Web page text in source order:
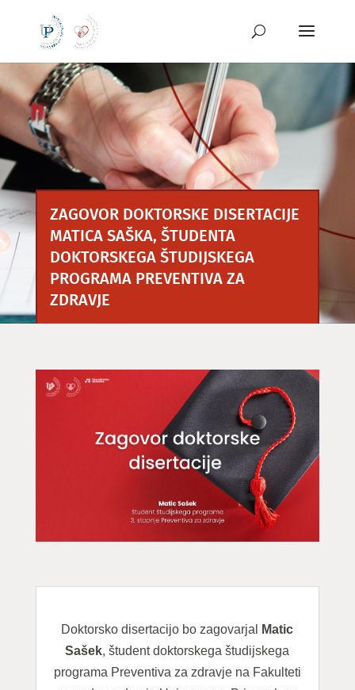
vsebino
ZAGOVOR DOKTORSKE DISERTACIJE
MATICA SAŠKA, ŠTUDENTA
DOKTORSKEGA ŠTUDIJSKEGA
PROGRAMA PREVENTIVA ZA
ZDRAVJE
Doktorsko disertacijo bo zagovarjal
Matic
Sašek, študent doktorskega študijskega
programa Preventiva za zdravje na Fakulteti